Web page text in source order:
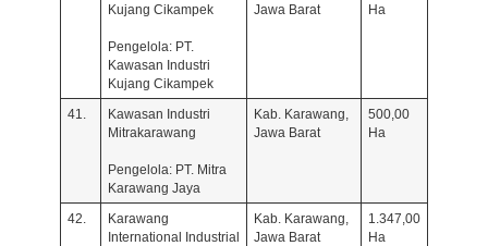
Kujang Cikampek
Pengelola: PT.
Kawasan Industri
Kujang Cikampek
Jawa Barat
Ha
41.
Kawasan Industri
Mitrakarawang
Pengelola: PT. Mitra
Karawang Jaya
Kab. Karawang,
Jawa Barat
500,00
Ha
42.
Karawang
International Industrial
Kab. Karawang,
Jawa Barat
1.347,00
Ha